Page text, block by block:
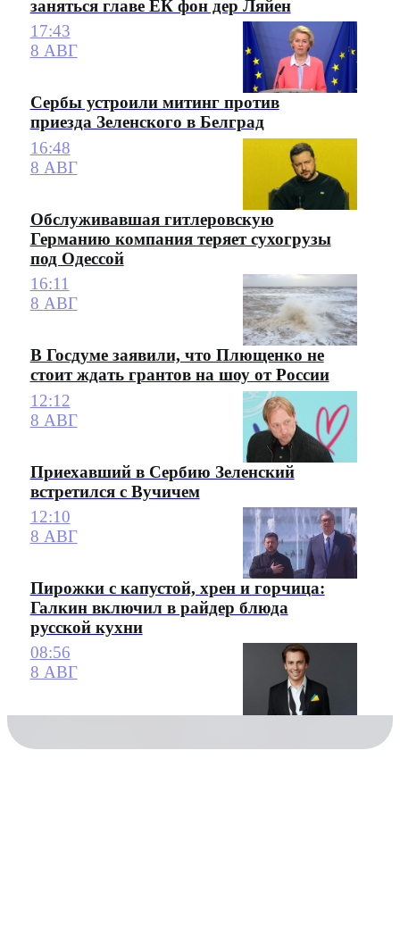
заняться главе ЕК фон дер Ляйен
17:43
8 АВГ
Сербы устроили митинг против
приезда Зеленского в Белград
16:48
8 АВГ
Обслуживавшая гитлеровскую
Германию компания теряет сухогрузы
под Одессой
16:11
8 АВГ
В Госдуме заявили, что Плющенко не
стоит ждать грантов на шоу от России
12:12
8 АВГ
Приехавший в Сербию Зеленский
встретился с Вучичем
12:10
8 АВГ
Пирожки с капустой, хрен и горчица:
Галкин включил в райдер блюда
русской кухни
08:56
8 АВГ